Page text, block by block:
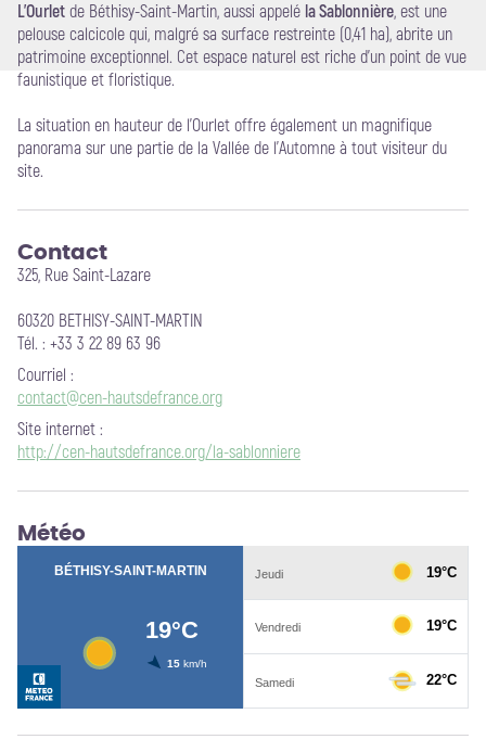
L'Ourlet de Béthisy-Saint-Martin, aussi appelé la Sablonnière, est une
pelouse calcicole qui, malgré sa surface restreinte (0,41 ha), abrite un
patrimoine exceptionnel. Cet espace naturel est riche d’un point de vue
faunistique et floristique.
La situation en hauteur de l'Ourlet offre également un magnifique
panorama sur une partie de la Vallée de l'Automne à tout visiteur du
site.
Contact
325, Rue Saint-Lazare
60320 BETHISY-SAINT-MARTIN
Tél. : +33 3 22 89 63 96
Courriel :
contact@cen-hautsdefrance.org
Site internet :
http://cen-hautsdefrance.org/la-sablonniere
Météo